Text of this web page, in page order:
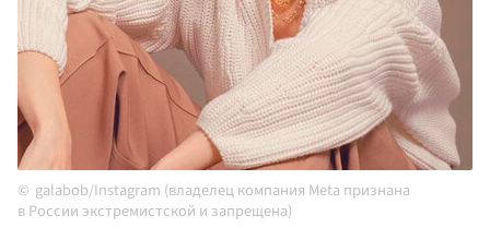
galabob/Instagram (владелец компания Meta признана
в России экстремистской и запрещена)